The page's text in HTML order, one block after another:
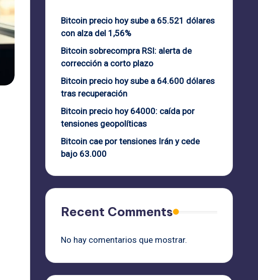
Bitcoin precio hoy sube a 65.521 dólares
con alza del 1,56%
Bitcoin sobrecompra RSI: alerta de
corrección a corto plazo
Bitcoin precio hoy sube a 64.600 dólares
tras recuperación
Bitcoin precio hoy 64000: caída por
tensiones geopolíticas
Bitcoin cae por tensiones Irán y cede
bajo 63.000
Recent Comments
No hay comentarios que mostrar.